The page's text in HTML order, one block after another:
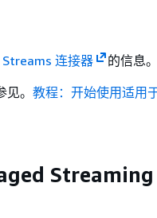
连接器
的信息。
。 教程：开始使用适用
Streaming